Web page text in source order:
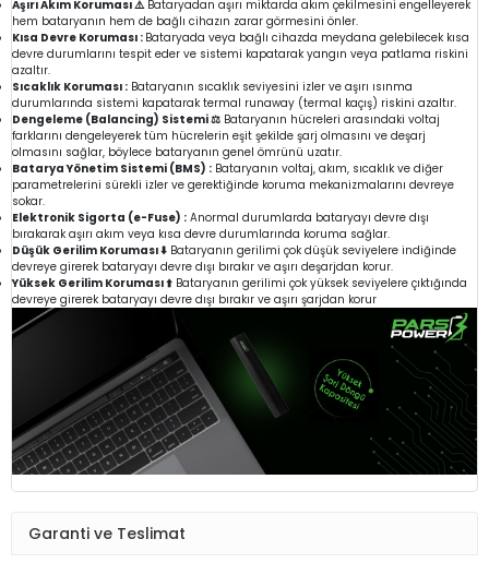
Aşırı Akım Koruması ⚠️Bataryadan aşırı miktarda akım çekilmesini engelleyerek
hem bataryanın hem de bağlı cihazın zarar görmesini önler.
Kısa Devre Koruması : Bataryada veya bağlı cihazda meydana gelebilecek kısa
devre durumlarını tespit eder ve sistemi kapatarak yangın veya patlama riskini
azaltır.
Sıcaklık Koruması : Bataryanın sıcaklık seviyesini izler ve aşırı ısınma
durumlarında sistemi kapatarak termal runaway (termal kaçış) riskini azaltır.
Dengeleme (Balancing) Sistemi ⚖️ Bataryanın hücreleri arasındaki voltaj
farklarını dengeleyerek tüm hücrelerin eşit şekilde şarj olmasını ve deşarj
olmasını sağlar, böylece bataryanın genel ömrünü uzatır.
Batarya Yönetim Sistemi (BMS) : Bataryanın voltaj, akım, sıcaklık ve diğer
parametrelerini sürekli izler ve gerektiğinde koruma mekanizmalarını devreye
sokar.
Elektronik Sigorta (e-Fuse) : Anormal durumlarda bataryayı devre dışı
bırakarak aşırı akım veya kısa devre durumlarında koruma sağlar.
Düşük Gerilim Koruması ⬇️ Bataryanın gerilimi çok düşük seviyelere indiğinde
devreye girerek bataryayı devre dışı bırakır ve aşırı deşarjdan korur.
Yüksek Gerilim Koruması ⬆️ Bataryanın gerilimi çok yüksek seviyelere çıktığında
devreye girerek bataryayı devre dışı bırakır ve aşırı şarjdan korur
Garanti ve Teslimat